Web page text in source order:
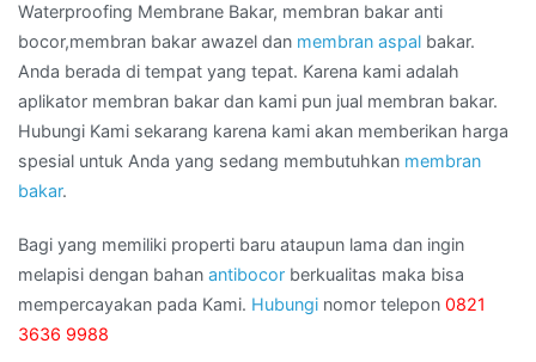
Waterproofing Membrane Bakar, membran bakar anti
bocor,membran bakar awazel dan membran aspal bakar.
Anda berada di tempat yang tepat. Karena kami adalah
aplikator membran bakar dan kami pun jual membran bakar.
Hubungi Kami sekarang karena kami akan memberikan harga
spesial untuk Anda yang sedang membutuhkan membran
bakar.
Bagi yang memiliki properti baru ataupun lama dan ingin
melapisi dengan bahan antibocor berkualitas maka bisa
mempercayakan pada Kami. Hubungi nomor telepon 0821
3636 9988